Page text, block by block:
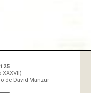
de David Manzur